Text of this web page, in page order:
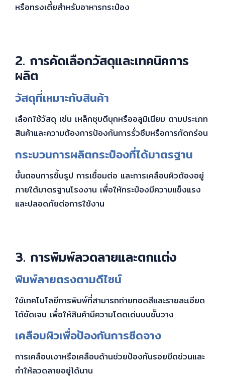
หรือทรงเตี้ยสำหรับอาหารกระป๋อง
2. การคัดเลือกวัสดุและเทคนิคการ
ผลิต
วัสดุที่เหมาะกับสินค้า
เลือกใช้วัสดุ เช่น เหล็กชุบดีบุกหรืออลูมิเนียม ตามประเภท
สินค้าและความต้องการป้องกันการรั่วซึมหรือการกัดกร่อน
กระบวนการผลิตกระป๋องที่ได้มาตรฐาน
ขั้นตอนการขึ้นรูป การเชื่อมต่อ และการเคลือบผิวต้องอยู่
ภายใต้มาตรฐานโรงงาน เพื่อให้กระป๋องมีความแข็งแรง
และปลอดภัยต่อการใช้งาน
3. การพิมพ์ลวดลายและตกแต่ง
พิมพ์ลายตรงตามดีไซน์
ใช้เทคโนโลยีการพิมพ์ที่สามารถถ่ายทอดสีและรายละเอียด
ได้ชัดเจน เพื่อให้สินค้ามีความโดดเด่นบนชั้นวาง
เคลือบผิวเพื่อป้องกันการซีดจาง
การเคลือบเงาหรือเคลือบด้านช่วยป้องกันรอยขีดข่วนและ
ทำให้ลวดลายอยู่ได้นาน